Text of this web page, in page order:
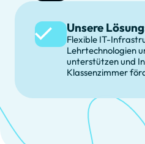
Unsere
Flexible IT-
Lehrtechnologien
unterstützen und
Klassenzimmer